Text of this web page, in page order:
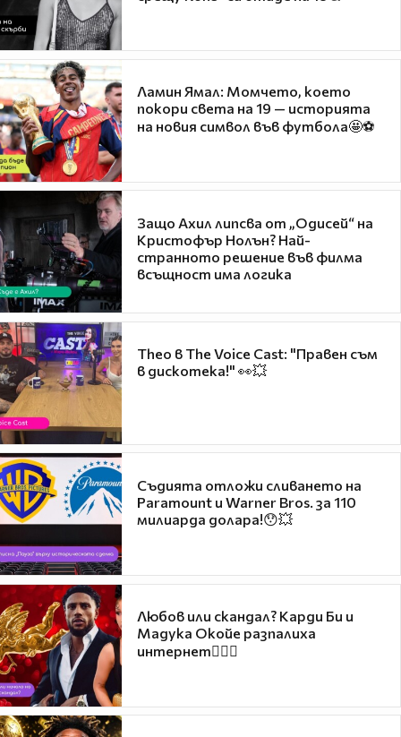
Ламин Ямал: Момчето, което
покори света на 19 — историята
на новия символ във футбола🤩⚽
Защо Ахил липсва от „Одисей“ на
Кристофър Нолън? Най-
странното решение във филма
всъщност има логика
Theo в The Voice Cast: "Правен съм
в дискотека!" 👀💥
Съдията отложи сливането на
Paramount и Warner Bros. за 110
милиарда долара!😯💥
Любов или скандал? Карди Би и
Мадука Окойе разпалиха
интернет❤️‍🔥🔥